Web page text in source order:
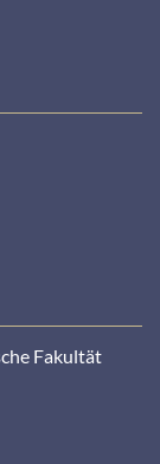
Fakultät